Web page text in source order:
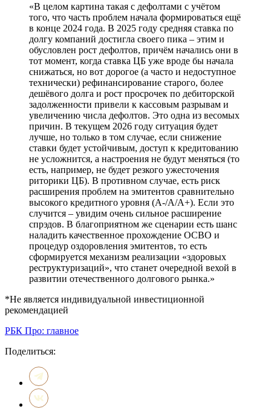
«В целом картина такая с дефолтами с учётом
того, что часть проблем начала формироваться ещё
в конце 2024 года. В 2025 году средняя ставка по
долгу компаний достигла своего пика – этим и
обусловлен рост дефолтов, причём начались они в
тот момент, когда ставка ЦБ уже вроде бы начала
снижаться, но вот дорогое (а часто и недоступное
технически) рефинансирование старого, более
дешёвого долга и рост просрочек по дебиторской
задолженности привели к кассовым разрывам и
увеличению числа дефолтов. Это одна из весомых
причин. В текущем 2026 году ситуация будет
лучше, но только в том случае, если снижение
ставки будет устойчивым, доступ к кредитованию
не усложнится, а настроения не будут меняться (то
есть, например, не будет резкого ужесточения
риторики ЦБ). В противном случае, есть риск
расширения проблем на эмитентов сравнительно
высокого кредитного уровня (А-/А/А+). Если это
случится – увидим очень сильное расширение
спрэдов. В благоприятном же сценарии есть шанс
наладить качественное прохождение ОСВО и
процедур оздоровления эмитентов, то есть
сформируется механизм реализации «здоровых
реструктуризаций», что станет очередной вехой в
развитии отечественного долгового рынка.»
*Не является индивидуальной инвестиционной
рекомендацией
РБК Про: главное
Поделиться: